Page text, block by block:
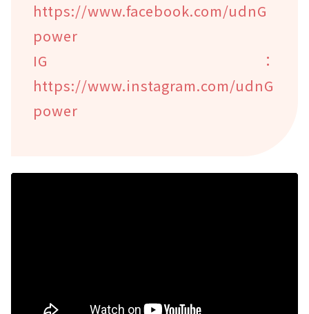
https://www.facebook.com/udnG
power
IG：
https://www.instagram.com/udnG
power